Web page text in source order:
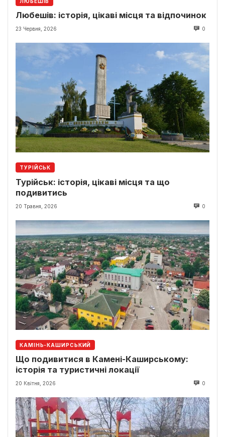
Любешів: історія, цікаві місця та відпочинок
23 Червня, 2026 0
ТУРІЙСЬК
Турійськ: історія, цікаві місця та що
подивитись
20 Травня, 2026 0
КАМІНЬ-КАШИРСЬКИЙ
Що подивитися в Камені-Каширському:
історія та туристичні локації
20 Квітня, 2026 0